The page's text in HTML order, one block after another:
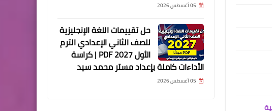
05 أغسطس 2026
حل تقييمات اللغة الإنجليزية
للصف الثاني الإعدادي الترم
الأول 2027 PDF | كراسة
الأداءات كاملة بإعداد مستر محمد سيد
05 أغسطس 2026